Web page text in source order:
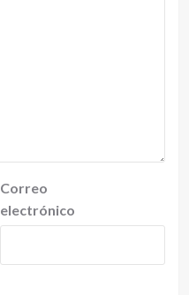
Correo
electrónico